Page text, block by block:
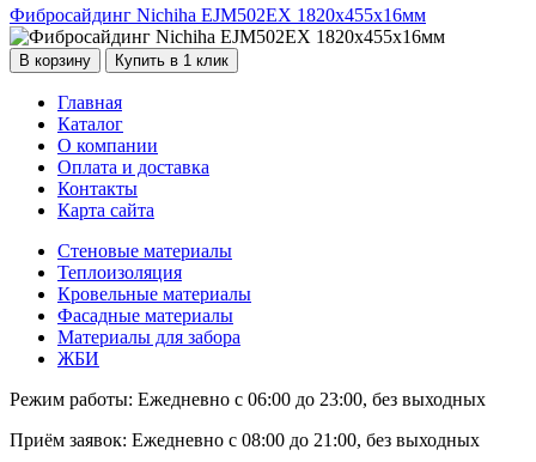
Фибросайдинг Nichiha EJM502EX 1820х455х16мм
В корзину Купить в 1 клик
Главная
Каталог
О компании
Оплата и доставка
Контакты
Карта сайта
Стеновые материалы
Теплоизоляция
Кровельные материалы
Фасадные материалы
Материалы для забора
ЖБИ
Режим работы: Ежедневно с 06:00 до 23:00, без выходных
Приём заявок: Ежедневно с 08:00 до 21:00, без выходных